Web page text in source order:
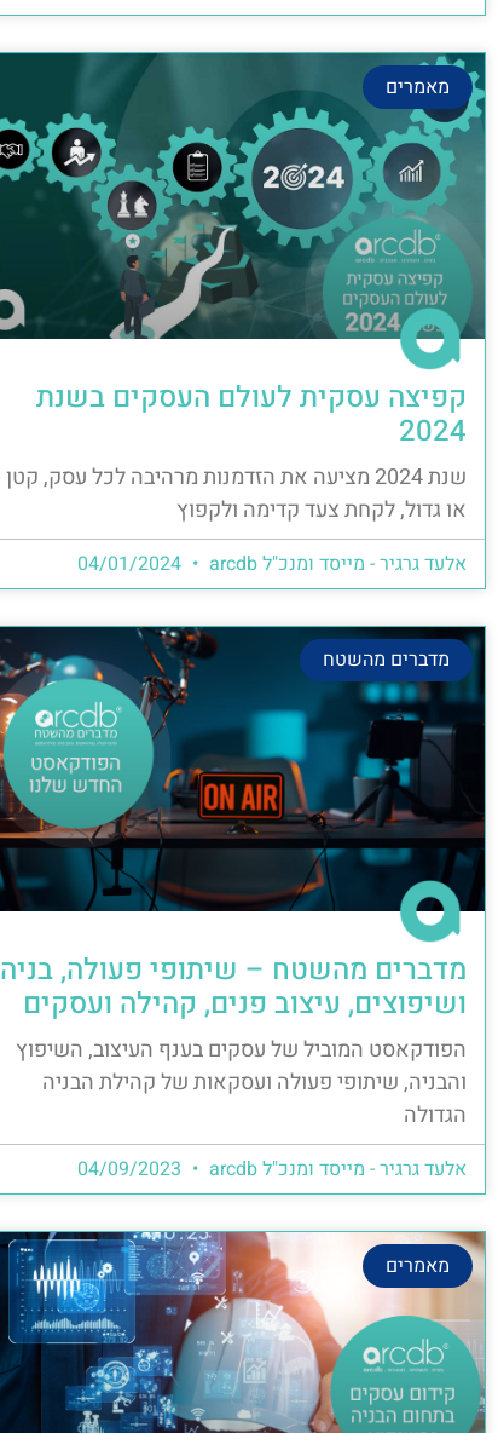
מאמרים
קפיצה עסקית לעולם העסקים בשנת
2024
שנת 2024 מציעה את הזדמנות מרהיבה לכל עסק, קטן
או גדול, לקחת צעד קדימה ולקפוץ
אלעד גרגיר - מייסד ומנכ"ל arcdb
מדברים מהשטח
מדברים מהשטח – שיתופי פעולה, בניה
ושיפוצים, עיצוב פנים, קהילה ועסקים
הפודקאסט המוביל של עסקים בענף העיצוב, השיפוץ
והבניה, שיתופי פעולה ועסקאות של קהילת הבניה
הגדולה
אלעד גרגיר - מייסד ומנכ"ל arcdb
מאמרים